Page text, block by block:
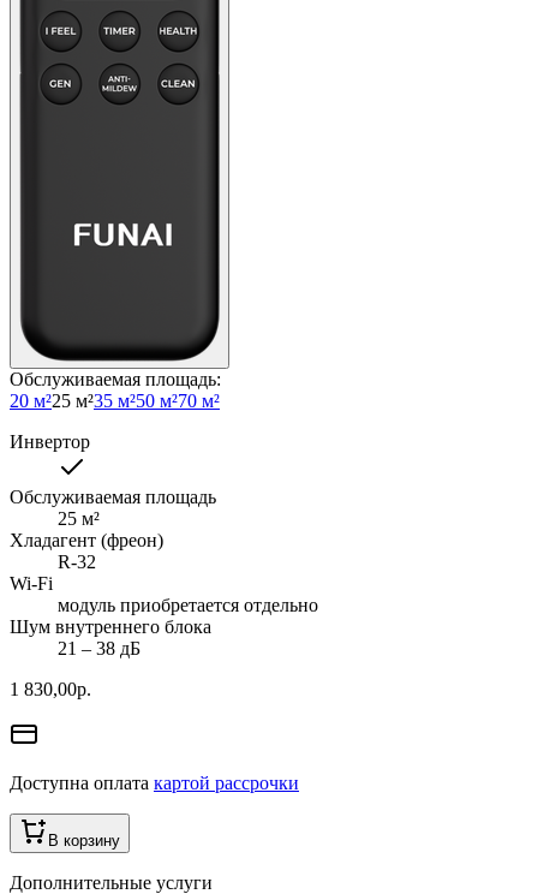
Обслуживаемая площадь:
20 м²25 м²35 м²50 м²70 м²
Инвертор
Обслуживаемая площадь
25 м²
Хладагент (фреон)
R-32
Wi-Fi
модуль приобретается отдельно
Шум внутреннего блока
21 ‒ 38 дБ
1 830,00р.
Доступна оплата картой рассрочки
В корзину
Дополнительные услуги